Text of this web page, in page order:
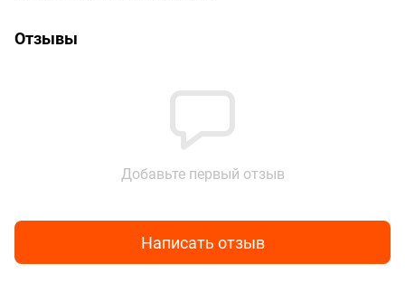
Отзывы
Добавьте первый отзыв
Написать отзыв